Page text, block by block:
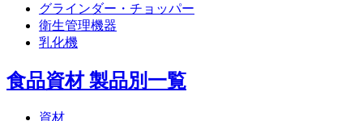
グラインダー・チョッパー
衛生管理機器
乳化機
食品資材 製品別一覧
資材